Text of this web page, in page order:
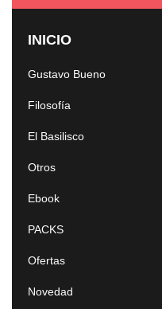
INICIO
Gustavo Bueno
Filosofía
El Basilisco
Otros
Ebook
PACKS
Ofertas
Novedad